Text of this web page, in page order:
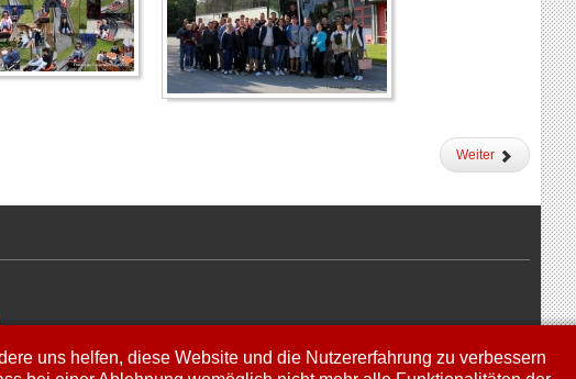
Weiter
uns helfen, diese Website und die Nutzererfahrung zu verbessern